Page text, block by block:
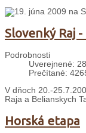
19. júna 2009 na
Slovenký Raj
Podrobnosti
Uverejnené:
Prečítané:
V dňoch 20.-
Raja a Belianskych
Horská etapa